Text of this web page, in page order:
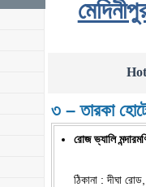
৩ – তারকা
রোজ ভ্যালি
ঠিকানা : দীঘা